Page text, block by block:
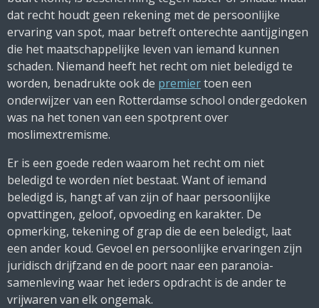
dat recht houdt geen rekening met de persoonlijke
ervaring van spot, maar betreft onterechte aantijgingen
die het maatschappelijke leven van iemand kunnen
schaden. Niemand heeft het recht om niet beledigd te
worden, benadrukte ook de premiertoen een
onderwijzer van een Rotterdamse school ondergedoken
was na het tonen van een spotprent over
moslimextremisme.
Er is een goede reden waarom het recht om niet
beledigd te worden níet bestaat. Want of iemand
beledigd is, hangt af van zijn of haar persoonlijke
opvattingen, geloof, opvoeding en karakter. De
opmerking, tekening of grap die de een beledigt, laat
een ander koud. Gevoel en persoonlijke ervaringen zijn
juridisch drijfzand en de poort naar een paranoia-
samenleving waar het ieders opdracht is de ander te
vrijwaren van elk ongemak.